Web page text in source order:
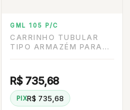
GML 105 P/C
CARRINHO TUBULAR
TIPO ARMAZÉM PARA
PNEUMÁTICA
R$ 735,68
PIXR$ 735,68